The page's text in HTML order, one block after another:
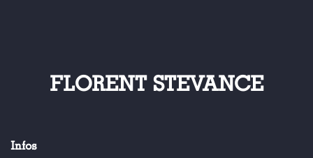
FLORENT STEVANCE
Infos